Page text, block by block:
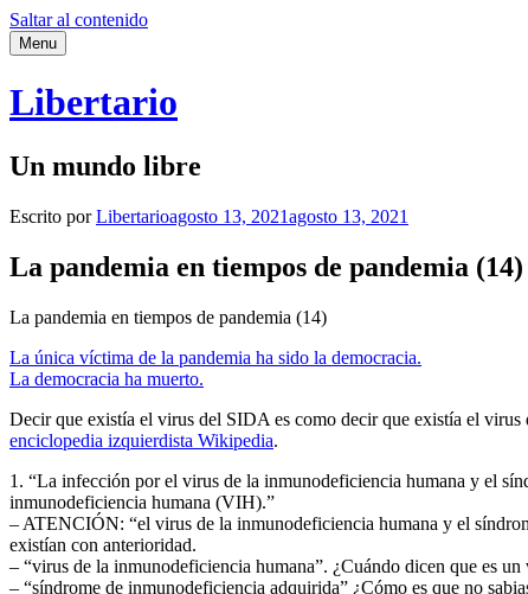
Saltar al contenido
Menu
Libertario
Un mundo libre
Escrito porLibertarioagosto 13, 2021agosto 13, 2021
La pandemia en tiempos de pandemia (14)
La pandemia en tiempos de pandemia (14)
La única víctima de la pandemia ha sido la democracia.
La democracia ha muerto.
Decir que existía el virus del SIDA es como decir que existía el
enciclopedia izquierdista Wikipedia.
1. “La infección por el virus de la inmunodeficiencia humana y el
inmunodeficiencia humana (VIH).”
– ATENCIÓN: “el virus de la inmunodeficiencia humana y el
existían con anterioridad.
– “virus de la inmunodeficiencia humana”. ¿Cuándo dicen que es
– “síndrome de inmunodeficiencia adquirida” ¿Cómo es que no